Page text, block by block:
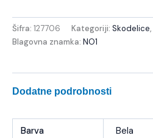
Šifra: 127706 Kategoriji: Skodelice,
Blagovna znamka: NO1
Dodatne podrobnosti
Barva Bela